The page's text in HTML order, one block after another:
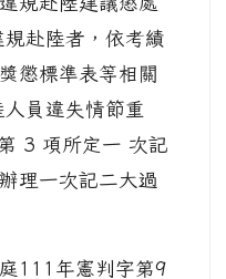
赴陸者，依考績
懲標準表等相關
員違失情節重
3 項所定一 次記
理一次記二大過
111年憲判字第9